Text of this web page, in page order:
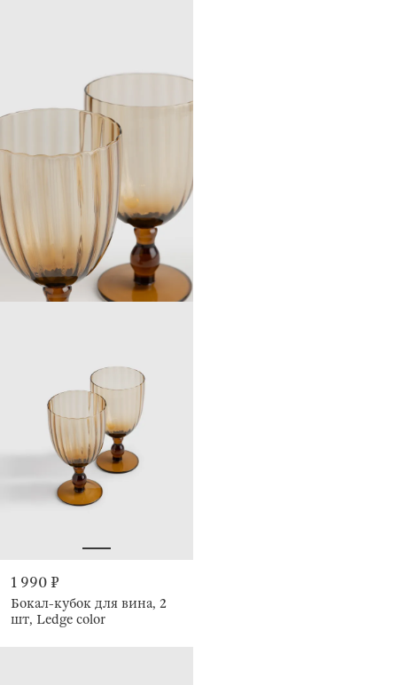
1 990 ₽
Бокал-кубок для вина, 2
шт, Ledge color